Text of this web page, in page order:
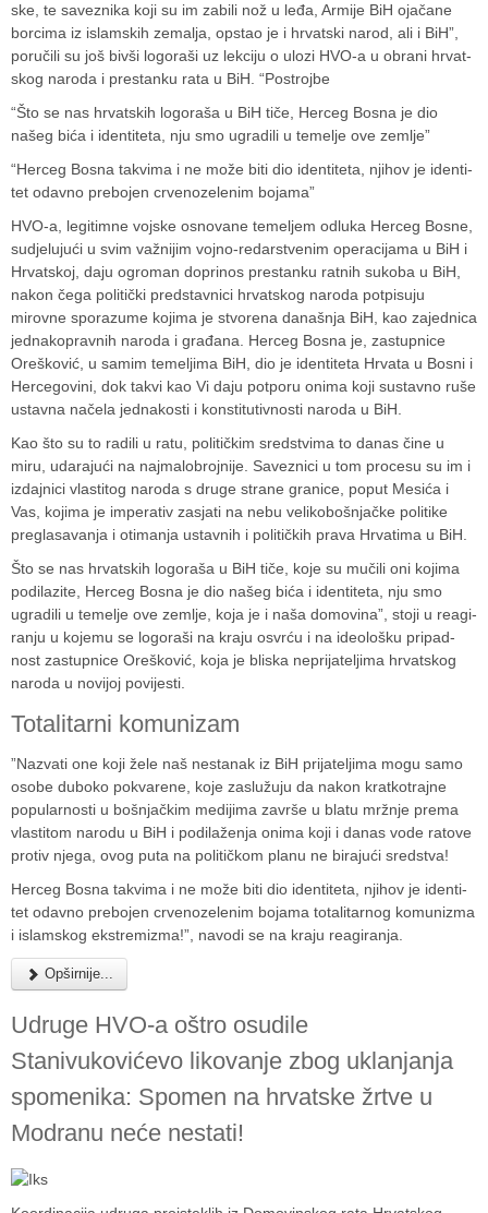
ske, te savez­nika koji su im zabili nož u leđa, Armije BiH oja­čane
bor­cima iz islam­skih zema­lja, ops­tao je i hrvat­ski narod, ali i BiH”,
poru­čili su još bivši logo­raši uz lek­ciju o ulozi HVO-a u obrani hrvat­
skog naroda i pres­tanku rata u BiH. “Pos­trojbe
“Što se nas hrvat­skih logo­raša u BiH tiče, Her­ceg Bosna je dio
našeg bića i iden­ti­teta, nju smo ugra­dili u teme­lje ove zem­lje”
“Her­ceg Bosna tak­vima i ne može biti dio iden­ti­teta, nji­hov je iden­ti­
tet odavno pre­bo­jen crve­no­ze­le­nim bojama”
HVO-a, legi­timne voj­ske osno­vane teme­ljem odluka Her­ceg Bosne,
sudje­lu­jući u svim važ­ni­jim vojno-redar­stve­nim ope­ra­ci­jama u BiH i
Hrvat­skoj, daju ogro­man dopri­nos pres­tanku rat­nih sukoba u BiH,
nakon čega poli­tički pred­stav­nici hrvat­skog naroda pot­pi­suju
mirovne spo­ra­zume kojima je stvo­rena današ­nja BiH, kao zajed­nica
jed­na­ko­prav­nih naroda i gra­đana. Her­ceg Bosna je, zas­tup­nice
Ore­ško­vić, u samim teme­ljima BiH, dio je iden­ti­teta Hrvata u Bosni i
Her­ce­go­vini, dok takvi kao Vi daju pot­poru onima koji sus­tavno ruše
ustavna načela jed­na­kosti i kons­ti­tu­tiv­nosti naroda u BiH.
Kao što su to radili u ratu, poli­tič­kim sred­stvima to danas čine u
miru, uda­ra­jući na naj­ma­lo­broj­nije. Savez­nici u tom pro­cesu su im i
izdaj­nici vlas­ti­tog naroda s druge strane gra­nice, poput Mesića i
Vas, kojima je impe­ra­tiv zasjati na nebu veli­ko­boš­njačke poli­tike
pre­gla­sa­va­nja i oti­ma­nja ustav­nih i poli­tič­kih prava Hrva­tima u BiH.
Što se nas hrvat­skih logo­raša u BiH tiče, koje su mučili oni kojima
podi­la­zite, Her­ceg Bosna je dio našeg bića i iden­ti­teta, nju smo
ugra­dili u teme­lje ove zem­lje, koja je i naša domo­vina”, stoji u reagi­
ra­nju u kojemu se logo­raši na kraju osvrću i na ide­olo­šku pri­pad­
nost zas­tup­nice Ore­ško­vić, koja je bli­ska nepri­ja­te­ljima hrvat­skog
naroda u novi­joj povi­jesti.
Tota­li­tarni komu­ni­zam
”Nazvati one koji žele naš nes­ta­nak iz BiH pri­ja­te­ljima mogu samo
osobe duboko pok­va­rene, koje zas­lu­žuju da nakon krat­ko­trajne
popu­lar­nosti u boš­njač­kim medi­jima završe u blatu mrž­nje prema
vlas­ti­tom narodu u BiH i podi­la­že­nja onima koji i danas vode ratove
pro­tiv njega, ovog puta na poli­tič­kom planu ne bira­jući sred­stva!
Her­ceg Bosna tak­vima i ne može biti dio iden­ti­teta, nji­hov je iden­ti­
tet odavno pre­bo­jen crve­no­ze­le­nim bojama tota­li­tar­nog komu­nizma
i islam­skog eks­tre­mizma!”, navodi se na kraju reagi­ra­nja.
Opširnije...
Udruge HVO-a oštro osudile
Stanivukovićevo likovanje zbog uklanjanja
spomenika: Spomen na hrvatske žrtve u
Modranu neće nestati!